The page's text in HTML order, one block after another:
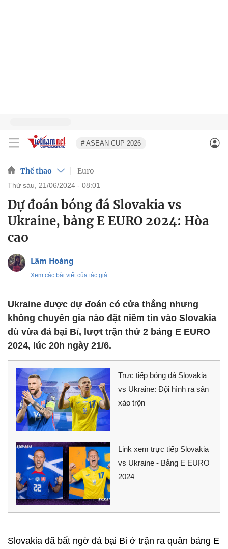
# ASEAN CUP 2026
Thể thao Euro
thứ sáu, 21/06/2024 - 08:01
Dự đoán bóng đá Slovakia vs
Ukraine, bảng E EURO 2024: Hòa
cao
Lâm Hoàng
Xem các bài viết của tác giả
Ukraine được dự đoán có cửa thắng nhưng
không chuyên gia nào đặt niềm tin vào Slovakia
dù vừa đả bại Bỉ, lượt trận thứ 2 bảng E EURO
2024, lúc 20h ngày 21/6.
Trực tiếp bóng đá Slovakia
vs Ukraine: Đội hình ra sân
xáo trộn
Link xem trực tiếp Slovakia
vs Ukraine - Bảng E EURO
2024
Slovakia đã bất ngờ đả bại Bỉ ở trận ra quân bảng E